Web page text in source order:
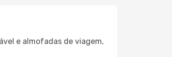
e almofadas de viagem,